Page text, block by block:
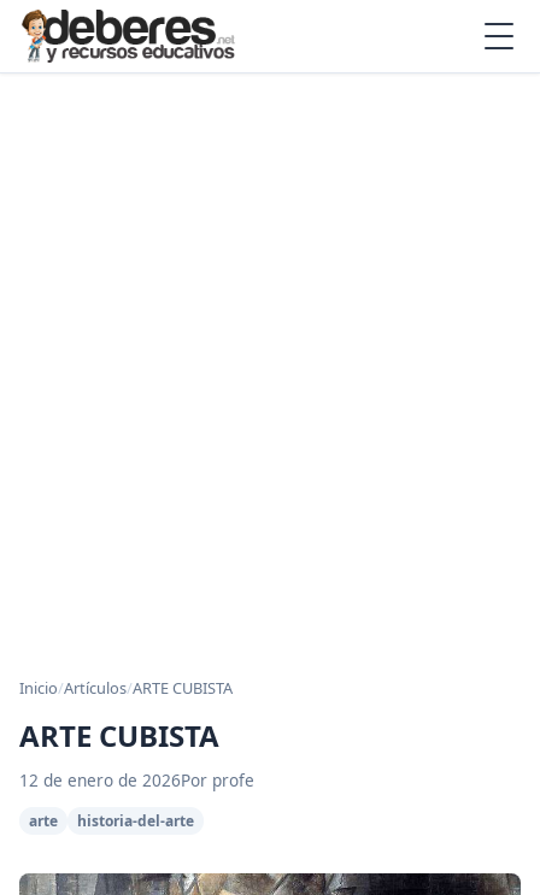
Inicio/Artículos/ARTE CUBISTA
ARTE CUBISTA
12 de enero de 2026Por profe
arte historia-del-arte